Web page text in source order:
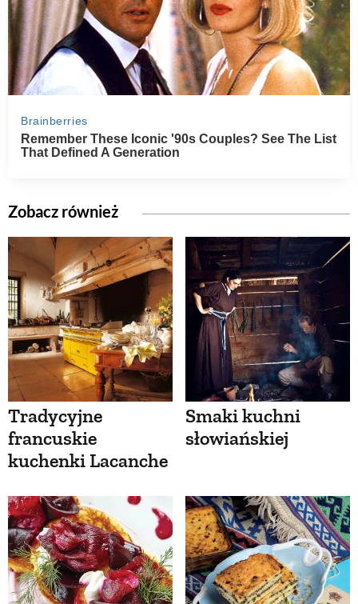
Zobacz również
Tradycyjne
francuskie
kuchenki Lacanche
Smaki kuchni
słowiańskiej